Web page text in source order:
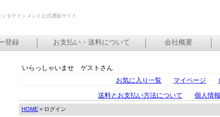
ンタテインメント公式通販サイト
登録 お支払い・送料について 会社概要
いらっしゃいませ ゲストさん
お気に入り一覧
マイページ
送料とお支払い方法について
個人情
HOME > ログイン